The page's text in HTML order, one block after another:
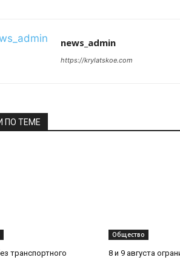
news_admin
https://krylatskoe.com
ПО ТЕМЕ
транспортного
Общество
8 и 9 августа